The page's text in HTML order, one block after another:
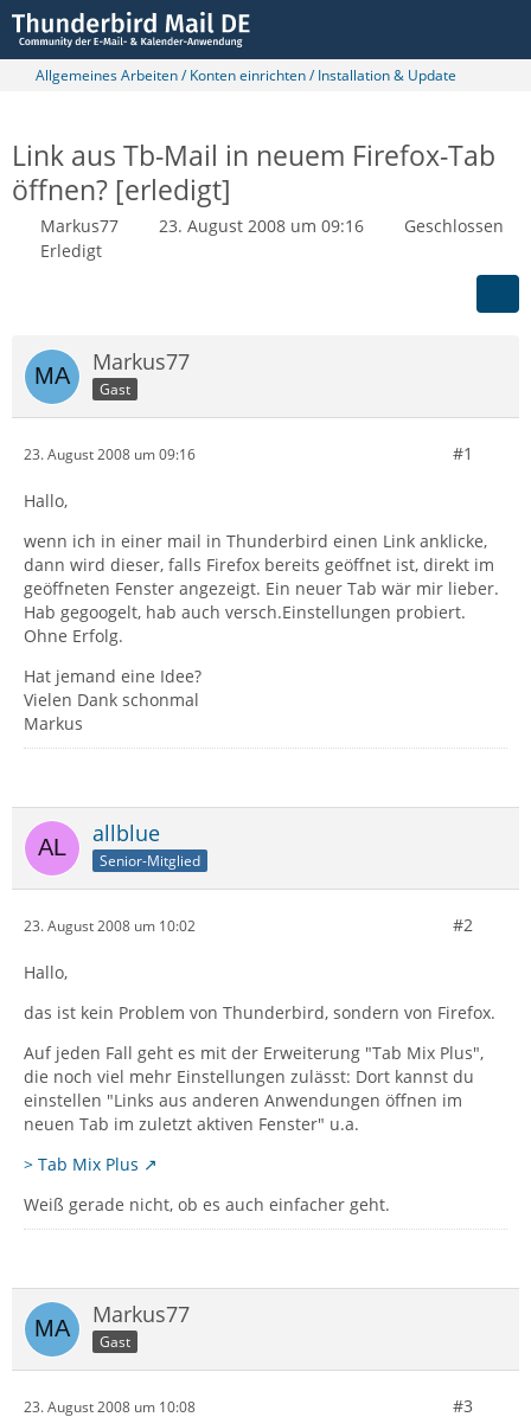
Allgemeines Arbeiten / Konten einrichten / Installation & Update
Link aus Tb-Mail in neuem Firefox-Tab
öffnen? [erledigt]
Markus77 23. August 2008 um 09:16
Geschlossen
Erledigt
Markus77
Gast
23. August 2008 um 09:16 #1
Hallo,
wenn ich in einer mail in Thunderbird einen Link anklicke,
dann wird dieser, falls Firefox bereits geöffnet ist, direkt im
geöffneten Fenster angezeigt. Ein neuer Tab wär mir lieber.
Hab gegoogelt, hab auch versch.Einstellungen probiert.
Ohne Erfolg.
Hat jemand eine Idee?
Vielen Dank schonmal
Markus
allblue
Senior-Mitglied
23. August 2008 um 10:02 #2
Hallo,
das ist kein Problem von Thunderbird, sondern von Firefox.
Auf jeden Fall geht es mit der Erweiterung "Tab Mix Plus",
die noch viel mehr Einstellungen zulässt: Dort kannst du
einstellen "Links aus anderen Anwendungen öffnen im
neuen Tab im zuletzt aktiven Fenster" u.a.
> Tab Mix Plus
Weiß gerade nicht, ob es auch einfacher geht.
Markus77
Gast
23. August 2008 um 10:08 #3